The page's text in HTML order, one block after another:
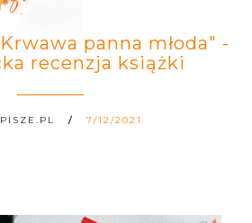
panna młoda" -
recenzja książki
7/12/2021